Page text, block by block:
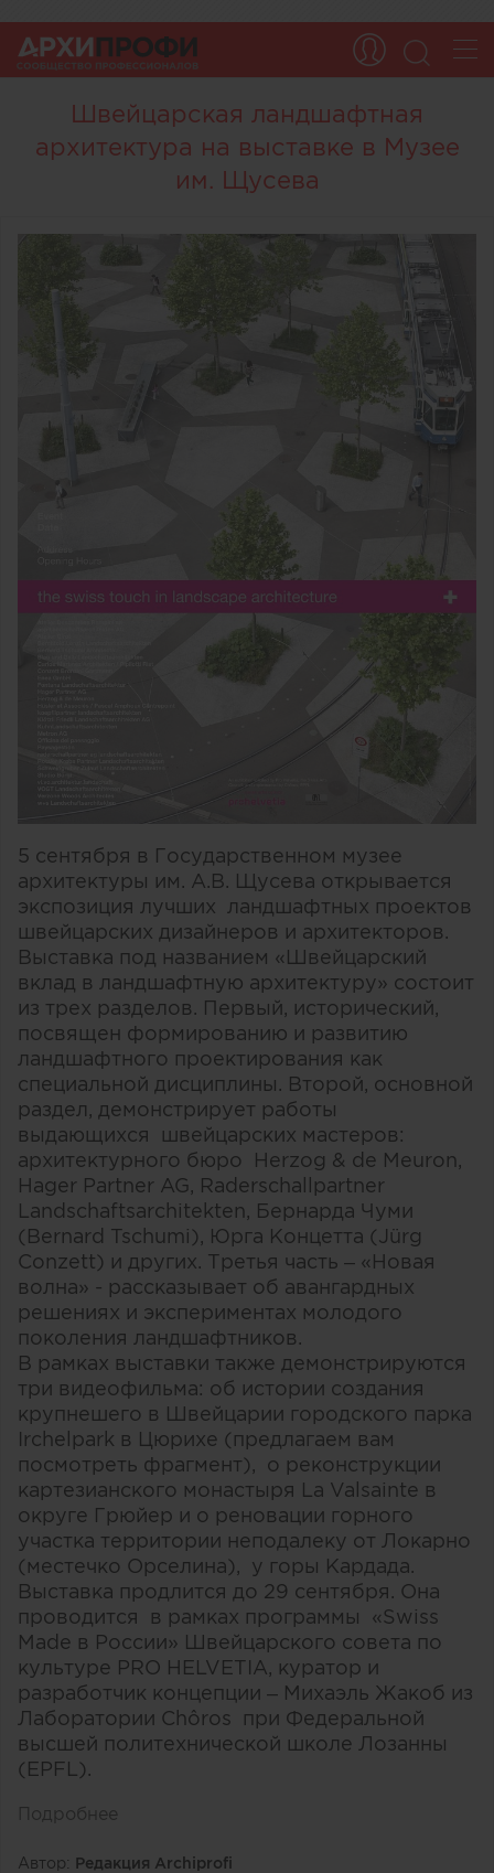
Швейцарская ландшафтная
архитектура на выставке в Музее
им. Щусева
5 сентября в Государственном музее
архитектуры им. А.В. Щусева открывается
экспозиция лучших ландшафтных проектов
швейцарских дизайнеров и архитекторов.
Выставка под названием «Швейцарский
вклад в ландшафтную архитектуру» состоит
из трех разделов. Первый, исторический,
посвящен формированию и развитию
ландшафтного проектирования как
специальной дисциплины. Второй, основной
раздел, демонстрирует работы
выдающихся швейцарских мастеров:
архитектурного бюро Herzog & de Meuron,
Hager Partner AG, Raderschallpartner
Landschaftsarchitekten, Бернарда Чуми
(Bernard Tschumi), Юрга Концетта (Jürg
Conzett) и других. Третья часть – «Новая
волна» - рассказывает об авангардных
решениях и экспериментах молодого
поколения ландшафтников.
В рамках выставки также демонстрируются
три видеофильма: об истории создания
крупнешего в Швейцарии городского парка
Irchelpark в Цюрихе (предлагаем вам
посмотреть фрагмент), о реконструкции
картезианского монастыря La Valsainte в
округе Грюйер и о реновации горного
участка территории неподалеку от Локарно
(местечко Орселина), у горы Кардада.
Выставка продлится до 29 сентября. Она
проводится в рамках программы «Swiss
Made в России» Швейцарского совета по
культуре PRO HELVETIA, куратор и
разработчик концепции – Михаэль Жакоб из
Лаборатории Chôros при Федеральной
высшей политехнической школе Лозанны
(EPFL).
Подробнее
Автор: Редакция Archiprofi